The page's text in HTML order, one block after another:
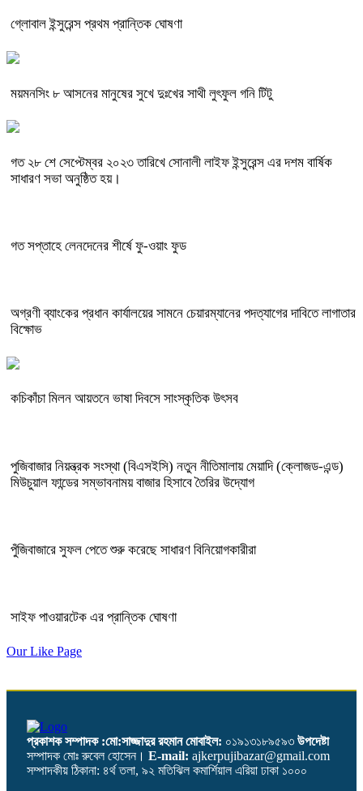
গ্লোবাল ইন্সুরেন্স প্রথম প্রান্তিক ঘোষণা
ময়মনসিং ৮ আসনের মানুষের সুখে দুঃখের সাথী লুৎফুল গনি টিটু
গত ২৮ শে সেপ্টেম্বর ২০২৩ তারিখে সোনালী লাইফ ইন্সুরেন্স এর দশম বার্ষিক
সাধারণ সভা অনুষ্ঠিত হয়।
গত সপ্তাহে লেনদেনের শীর্ষে ফু-ওয়াং ফুড
অগ্রণী ব্যাংকের প্রধান কার্যালয়ের সামনে চেয়ারম্যানের পদত্যাগের দাবিতে লাগাতার
বিক্ষোভ
কচিকাঁচা মিলন আয়তনে ভাষা দিবসে সাংস্কৃতিক উৎসব
পুজিবাজার নিয়ন্ত্রক সংস্থা (বিএসইসি) নতুন নীতিমালায় মেয়াদি (ক্লোজড-এন্ড)
মিউচুয়াল ফান্ডের সম্ভাবনাময় বাজার হিসাবে তৈরির উদ্যোগ
পুঁজিবাজারে সুফল পেতে শুরু করেছে সাধারণ বিনিয়োগকারীরা
সাইফ পাওয়ারটেক এর প্রান্তিক ঘোষণা
Our Like Page
প্রকাশক সম্পাদক :মো:সাজ্জাদুর রহমান মোবাইল: ০১৯১৩১৮৯৫৯৩ উপদেষ্টা
সম্পাদক মোঃ রুবেল হোসেন। E-mail: ajkerpujibazar@gmail.com
সম্পাদকীয় ঠিকানা: ৪র্থ তলা, ৯২ মতিঝিল কমার্শিয়াল এরিয়া ঢাকা ১০০০